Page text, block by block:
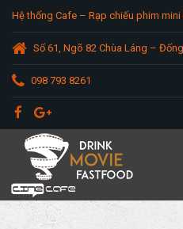
Hệ thống Cafe – Rạp chiếu phim
Số 61, Ngõ 82 Chùa Láng –
098 793 8261